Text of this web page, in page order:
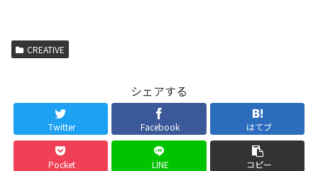
CREATIVE
シェアする
Twitter Facebook はてブ
Pocket LINE コピー